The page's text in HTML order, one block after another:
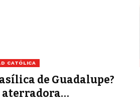
CATÓLICA
de Guadalupe?
aterradora…